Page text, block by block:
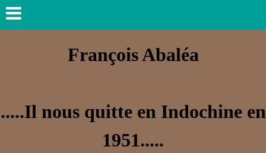
François Abaléa
.....Il nous quitte en Indochine en
1951.....